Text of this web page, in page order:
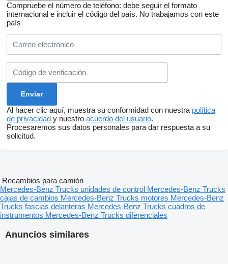
Compruebe el número de teléfono: debe seguir el formato
internacional e incluir el código del país. No trabajamos con este
país
Al hacer clic aquí, muestra su conformidad con nuestra política
de privacidad y nuestro acuerdo del usuario.
Procesaremos sus datos personales para dar respuesta a su
solicitud.
Anuncios similares
Recambios para camión
Mercedes-Benz Trucks unidades de control Mercedes-Benz Trucks
cajas de cambios Mercedes-Benz Trucks motores Mercedes-Benz
Trucks fascias delanteras Mercedes-Benz Trucks cuadros de
instrumentos Mercedes-Benz Trucks diferenciales